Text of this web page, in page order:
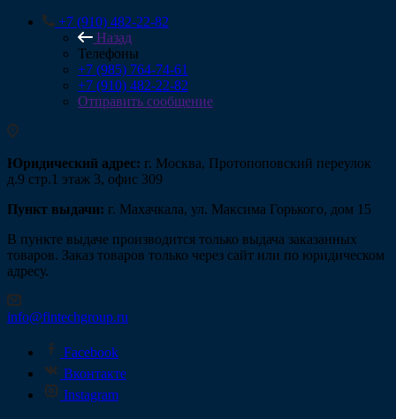
+7 (910) 482-22-82
Назад
Телефоны
+7 (985) 764-74-61
+7 (910) 482-22-82
Отправить сообщение
Юридический адрес: г. Москва, Протопоповский переулок
д.9 стр.1 этаж 3, офис 309
Пункт выдачи: г. Махачкала, ул. Максима Горького, дом 15
В пункте выдаче производится только выдача заказанных
товаров. Заказ товаров только через сайт или по юридическом
адресу.
info@fintechgroup.ru
Facebook
Вконтакте
Instagram